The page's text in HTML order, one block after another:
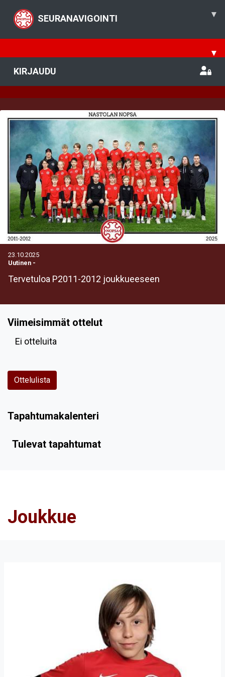
SEURANAVIGOINTI ▾
▾
KIRJAUDU
23.10.2025
Uutinen -
Tervetuloa P2011-2012 joukkueeseen
Viimeisimmät ottelut
Ei otteluita
Ottelulista
Tapahtumakalenteri
Tulevat tapahtumat
Joukkue